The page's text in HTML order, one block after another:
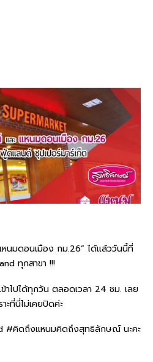
นมดอนเมือง กม.26” ได้แล้ววันนี้ที่
ทุกสาขา !!!
าไปได้ทุกวัน ตลอดเวลา 24 ชม. เลย
าะที่นี่ไม่เคยปิดค่ะ
#คิดถึงแหนมคิดถึงสุทธิลักษณ์ นะคะ